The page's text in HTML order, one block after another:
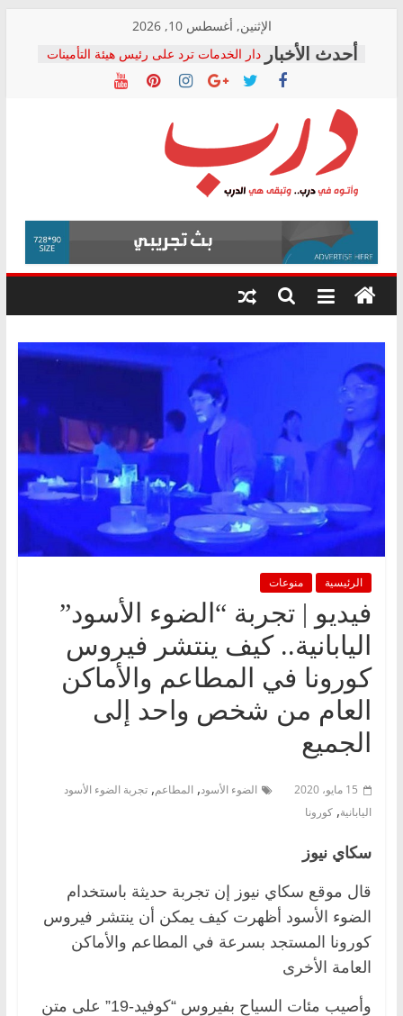
content
الإثنين, أغسطس 10, 2026
دار الخدمات ترد على رئيس هيئة التأمينات
بعد مؤتمره الصحفي: إنكار الأزمة لا ينهي
معاناة أصحاب المعاشات.. ونطالب بكشف
فرحات سليمان يكتب: القطاع الصحي إلى
أين؟
حزب التحالف الشعبي يطلق لجنة “الحق
في الصحة” بالإسكندرية لرصد الانتهاكات
ودعم المرضى
الوزاري لمدينة الصحفيين.. وانتهاء أعمال
إنشاء المبنى الإداري
المجلس القومي لحقوق الإنسان يعلن
متابعة قضية الدكتور محمد زهران.. ويؤكد:
قرينة البراءة وضمانات المحاكمة العادلة
درب
وأتوه
درب..
وتبقى
هي
الرئيسية منوعات
فيديو | تجربة “الضوء الأسود”
اليابانية.. كيف ينتشر فيروس
كورونا في المطاعم والأماكن
العام من شخص واحد إلى
الجميع
15 مايو، 2020 الضوء الأسود, المطاعم, تجربة الضوء الأسود
اليابانية, كورونا
سكاي نيوز
قال موقع سكاي نيوز إن تجربة حديثة باستخدام
الضوء الأسود أظهرت كيف يمكن أن ينتشر فيروس
كورونا المستجد بسرعة في المطاعم والأماكن
العامة الأخرى
وأصيب مئات السياح بفيروس “كوفيد-19” على متن